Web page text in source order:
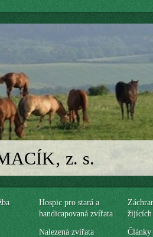
z. s.
Hospic pro stará a
handicapovaná zvířata
žijících
Nalezená zvířata Články